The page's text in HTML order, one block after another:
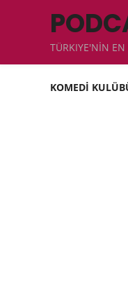
TÜRKIYE'NİN EN
KOMEDİ